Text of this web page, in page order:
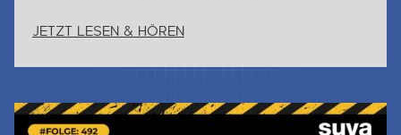
JETZT LESEN & HÖREN
Jetzt Lesen & Hören